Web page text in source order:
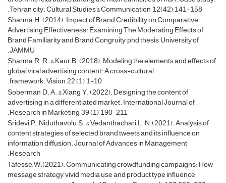
Tehran city. Cultural Studies & Communication, 12(42), 141-158.
Sharma, H. (2014). Impact of Brand Credibility on Comparative
Advertising Effectiveness: Examining The Moderating Effects of
Brand Familiarity and Brand Congruity, phd thesis, University of
JAMMU.
Sharma, R. R., & Kaur, B. (2018). Modeling the elements and effects of
global viral advertising content: A cross-cultural
framework. Vision, 22 (1), 1-10.
Soberman, D. A., & Xiang, Y. (2022). Designing the content of
advertising in a differentiated market. International Journal of
Research in Marketing, 39 (1), 190-211.
Sridevi, P., Niduthavolu, S., & Vedanthachari, L. N.(2021). Analysis of
content strategies of selected brand tweets and its influence on
information diffusion. Journal of Advances in Management
Research.
Tafesse, W.(2021). Communicating crowdfunding campaigns: How
message strategy, vivid media use and product type influence